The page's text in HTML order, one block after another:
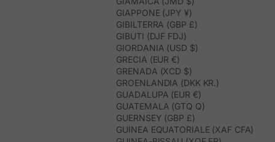
GIAPPONE (JPY ¥)
GIBILTERRA (GBP £)
GIBUTI (DJF FDJ)
GIORDANIA (USD $)
GRECIA (EUR €)
GRENADA (XCD $)
GROENLANDIA (DKK KR.)
GUADALUPA (EUR €)
GUATEMALA (GTQ Q)
GUERNSEY (GBP £)
GUINEA EQUATORIALE (XAF CFA)